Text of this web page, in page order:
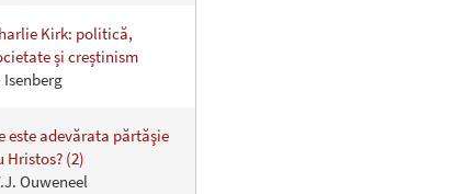
Kirk: politică,
și creștinism
Isenberg
este adevărata părtăşie
Hristos? (2)
Ouweneel